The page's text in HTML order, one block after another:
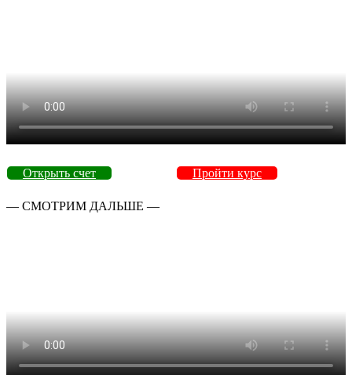
Открыть счет Пройти курс
— СМОТРИМ ДАЛЬШЕ —